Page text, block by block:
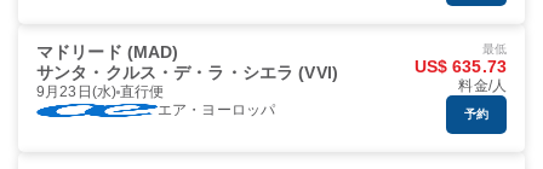
マドリード (MAD)
サンタ・クルス・デ・ラ・シエラ (VVI)
9月23日(水) 直行便
エア・ヨーロッパ
最低
US$ 635.73
料金/人
予約